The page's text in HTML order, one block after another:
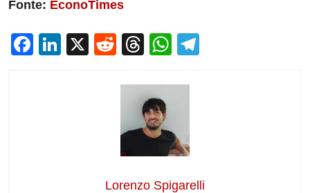
Fonte: EconoTimes
F
Li
X
R
d
t
T
e
a
d
s
W
at
A
p
p
Lorenzo Spigarelli